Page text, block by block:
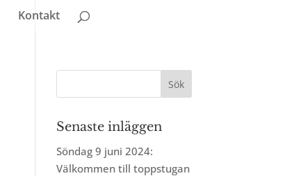
Kontakt
Senaste inläggen
Söndag 9 juni 2024:
Välkommen till toppstugan